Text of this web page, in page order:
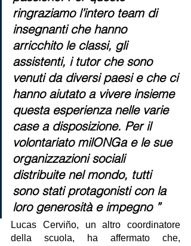
ringraziamo l’intero team di
insegnanti che hanno
arricchito le classi, gli
assistenti, i tutor che sono
venuti da diversi paesi e che ci
hanno aiutato a vivere insieme
questa esperienza nelle varie
case a disposizione. Per il
volontariato milONGa e le sue
organizzazioni sociali
distribuite nel mondo, tutti
sono stati protagonisti con la
loro generosità e impegno ”
Lucas Cerviño, un altro coordinatore
della scuola, ha affermato che,